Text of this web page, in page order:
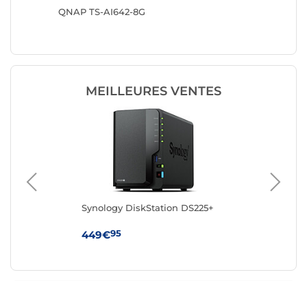
QNAP TS-AI642-8G
MEILLEURES VENTES
Synology DiskStation DS225+
449€95